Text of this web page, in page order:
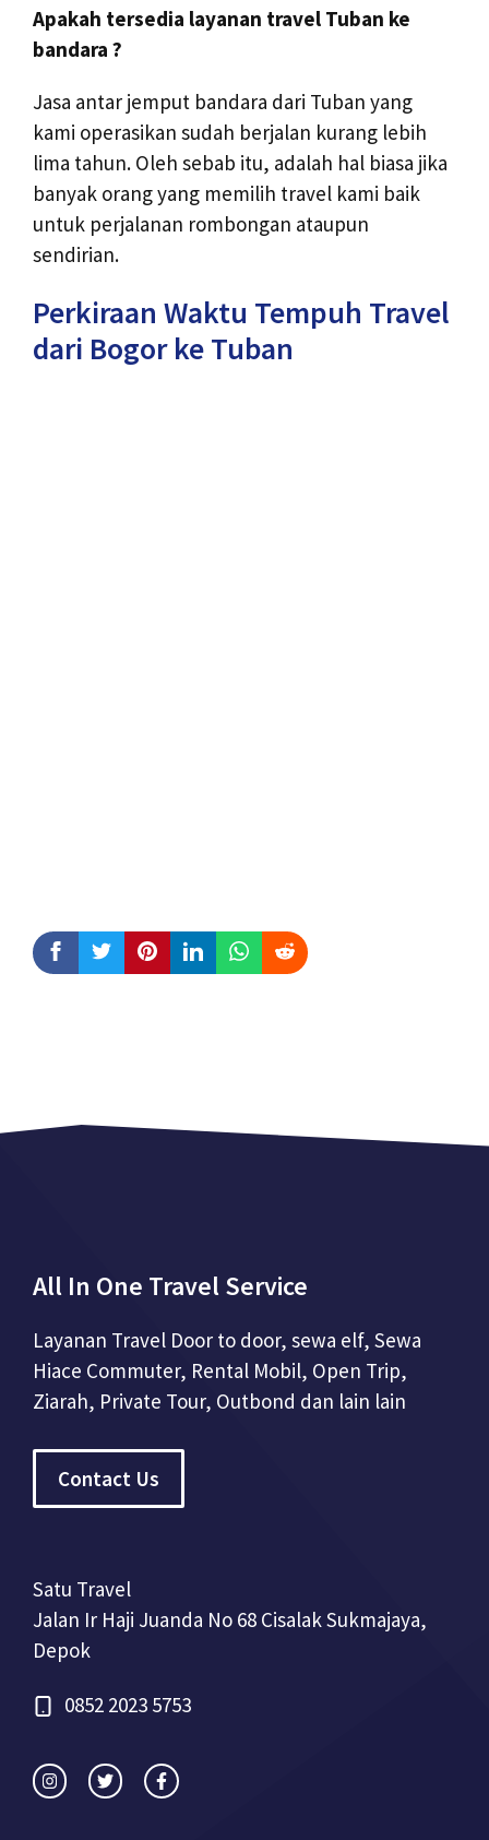
Apakah tersedia layanan travel Tuban ke
bandara ?
Jasa antar jemput bandara dari Tuban yang
kami operasikan sudah berjalan kurang lebih
lima tahun. Oleh sebab itu, adalah hal biasa jika
banyak orang yang memilih travel kami baik
untuk perjalanan rombongan ataupun
sendirian.
Perkiraan Waktu Tempuh Travel
dari Bogor ke Tuban
All In One Travel Service
Layanan Travel Door to door, sewa elf, Sewa
Hiace Commuter, Rental Mobil, Open Trip,
Ziarah, Private Tour, Outbond dan lain lain
Contact Us
Satu Travel
Jalan Ir Haji Juanda No 68 Cisalak Sukmajaya,
Depok
0852 2023 5753